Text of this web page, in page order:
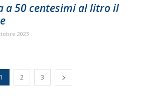
a 50 centesimi al litro il
2023
1 2 3